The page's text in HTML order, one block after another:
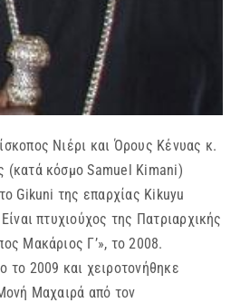
Νιέρι και Όρους Κένυας κ.
(κατά κόσμο Samuel Kimani)
Gikuni της επαρχίας Kikuyu
πτυχιούχος της Πατριαρχικής
Μακάριος Γ’», το 2008.
το 2009 και χειροτονήθηκε
Μαχαιρά από τον